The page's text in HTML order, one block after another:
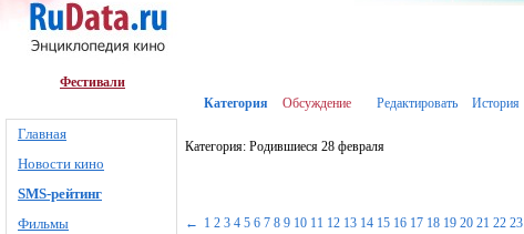
Фестивали
Главная
Новости кино
SMS-рейтинг
Фильмы
Категория Обсуждение Редактировать История
Категория: Родившиеся 28 февраля
← 1 2 3 4 5 6 7 8 9 10 11 12 13 14 15 16 17 18 19 20 21 22 23